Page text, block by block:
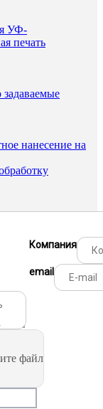
УФ-
печать
задаваемые
нанесение на
Компания
email
файл